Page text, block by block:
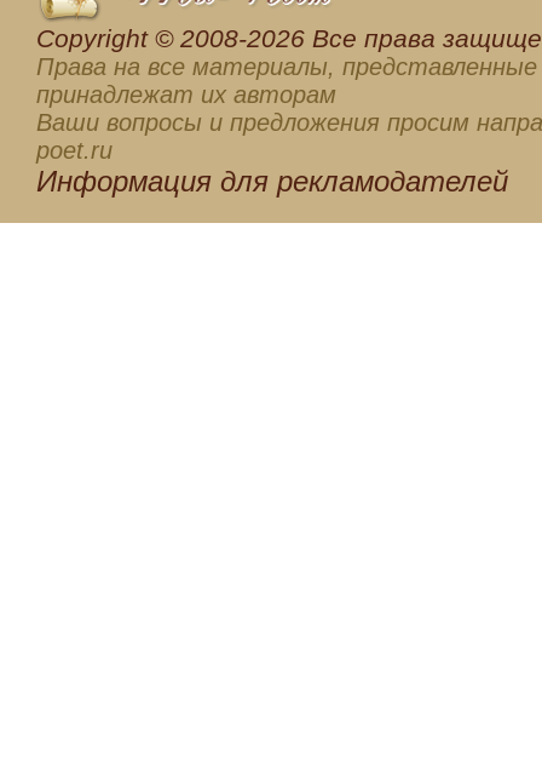
Сopyright © 2008-2026 Все права
Права на все материалы, представленные
принадлежат их авторам
Ваши вопросы и предложения просим
poet.ru
Информация для рекламодателей